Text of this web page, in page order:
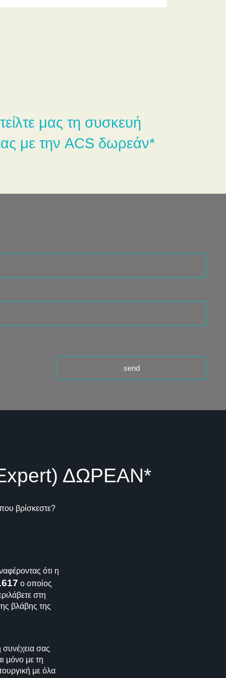
μας τη συσκευή
με την ACS δωρεάν*
ΔΩΡΕΑΝ*
βρίσκεστε?
ότι η
ο οποίος
στη
βλάβης της
σας
μόνο με τη
με όλα